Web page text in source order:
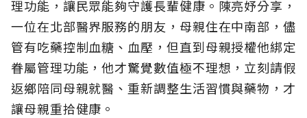
理功能，讓民眾能夠守護長輩健康。陳亮妤分享，
一位在北部醫界服務的朋友，母親住在中南部，儘
管有吃藥控制血糖、血壓，但直到母親授權他綁定
眷屬管理功能，他才驚覺數值極不理想，立刻請假
返鄉陪同母親就醫、重新調整生活習慣與藥物，才
讓母親重拾健康。